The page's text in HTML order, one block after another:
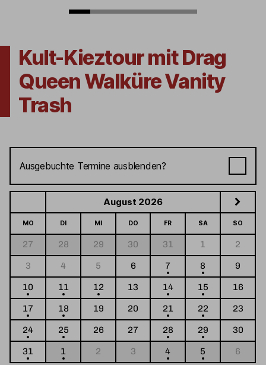
Kult-Kieztour mit Drag
Queen Walküre Vanity
Trash
August 2026
MO DI MI DO FR SA SO
27 28 29 30 31 1
2
3
4 5 6 7 8
9
10
11 12 13 14 15
16
17
18 19 20 21 22
23
24
25 26 27 28 29
30
31
1 2 3 4 5 6
Ausgebuchte Termine ausblenden?